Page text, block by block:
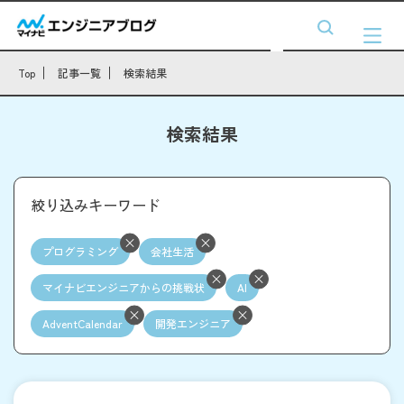
Top 記事一覧 検索結果
検索結果
絞り込みキーワード
プログラミング 会社生活
マイナビエンジニアからの挑戦状 AI
AdventCalendar 開発エンジニア